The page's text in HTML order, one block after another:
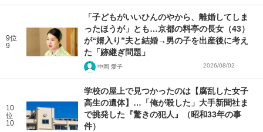
9位
9
「子どもがいいひんのやから、離婚してしま
ったほうが」とも…京都の料亭の長女（43）
が“婿入り”夫と結婚→男の子を出産後に考え
た「跡継ぎ問題」
中岡 愛子 2026/08/02
10
位
10
学校の屋上で見つかったのは【腐乱した女子
高生の遺体】…「俺が殺した」大手新聞社ま
で挑発した『驚きの犯人』（昭和33年の事
件）